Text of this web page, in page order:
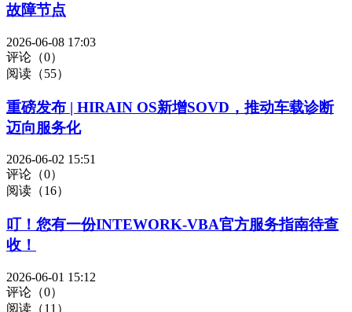
故障节点
2026-06-08 17:03
评论（0）
阅读（55）
重磅发布 | HIRAIN OS新增SOVD，推动车载诊断
迈向服务化
2026-06-02 15:51
评论（0）
阅读（16）
叮！您有一份INTEWORK-VBA官方服务指南待查
收！
2026-06-01 15:12
评论（0）
阅读（11）